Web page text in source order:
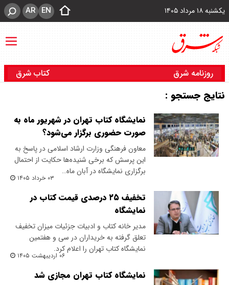
یکشنبه ۱۸ مرداد ۱۴۰۵ EN
AR
روزنامه شرق کتاب شرق
نتایج جستجو :
نمایشگاه کتاب تهران در شهریور ماه به
صورت حضوری برگزار می‌شود؟
معاون فرهنگی وزارت ارشاد اسلامی در پاسخ به
این پرسش که برخی شنیده‌ها حکایت از احتمال
برگزاری نمایشگاه در آبان ماه…
۰۳ خرداد ۱۴۰۵
تخفیف ۲۵ درصدی قیمت کتاب در
نمایشگاه
مدیر خانه کتاب و ادبیات جزئیات میزان تخفیف
تعلق گرفته به خریداران در سی و هفتمین
نمایشگاه کتاب تهران را اعلام کرد.
۰۶ اردیبهشت ۱۴۰۵
نمایشگاه کتاب تهران مجازی شد